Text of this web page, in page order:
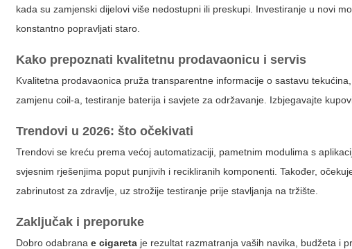
kada su zamjenski dijelovi više nedostupni ili preskupi. Investiranje u novi
konstantno popravljati staro.
Kako prepoznati kvalitetnu prodavaonicu i servis
Kvalitetna prodavaonica pruža transparentne informacije o sastavu
zamjenu coil-a, testiranje baterija i savjete za održavanje. Izbjegavajte
Trendovi u 2026: što očekivati
Trendovi se kreću prema većoj automatizaciji, pametnim modulima s
svjesnim rješenjima poput punjivih i recikliranih komponenti. Također,
zabrinutost za zdravlje, uz strožije testiranje prije stavljanja na tržište.
Zaključak i preporuke
Dobro odabranae cigareta je rezultat razmatranja vaših navika, budžeta i